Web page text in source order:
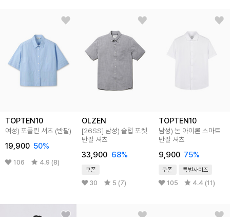
TOPTEN10
여성) 포플린 셔츠 (반팔)
19,900 50%
106 4.9 (8)
OLZEN
[26SS] 남성) 슬럽 포켓
반팔 셔츠
33,900 68%
쿠폰
30 5 (7)
TOPTEN10
남성) 논 아이론 스마트
반팔 셔츠
9,900 75%
쿠폰 특별사이즈
105 4.4 (11)